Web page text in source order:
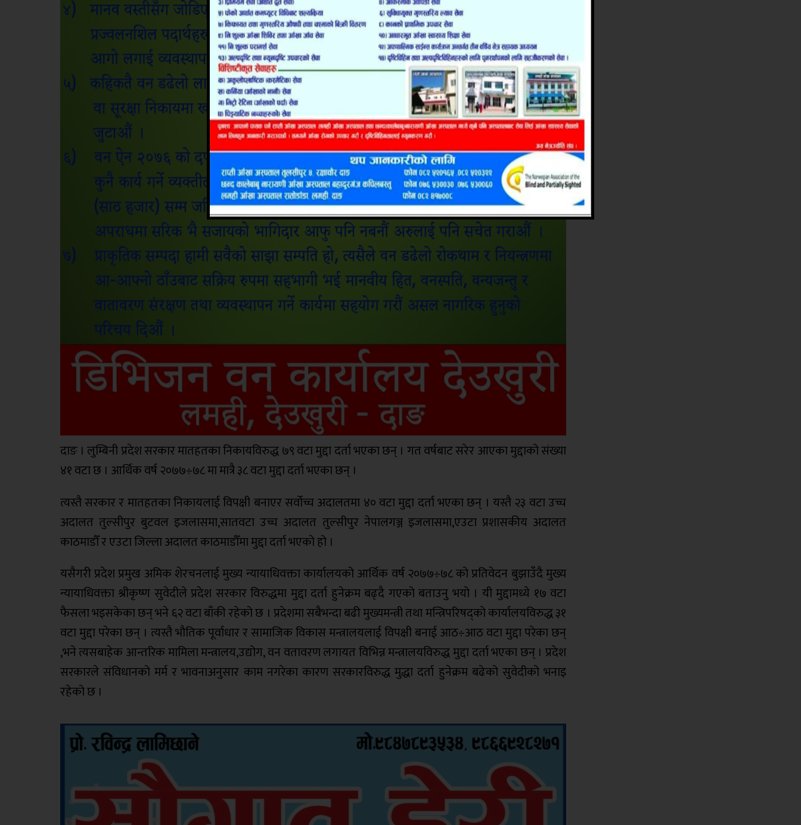
दाङ । लुम्बिनी प्रदेश सरकार मातहतका निकायविरुद्ध ७९ वटा मुद्दा दर्ता भएका छन् । गत वर्षबाट सरेर आएका मुद्दाको संख्या
४१ वटा छ । आर्थिक वर्ष २०७७÷७८ मा मात्रै ३८ वटा मुद्दा दर्ता भएका छन् ।
त्यस्तै सरकार र मातहतका निकायलाई विपक्षी बनाएर सर्वोच्च अदालतमा ४० वटा मुद्दा दर्ता भएका छन् । यस्तै २३ वटा उच्च
अदालत तुल्सीपुर बुटवल इजलासमा,सातवटा उच्च अदालत तुल्सीपुर नेपालगञ्ज इजलासमा,एउटा प्रशासकीय अदालत
काठमाडौँ र एउटा जिल्ला अदालत काठमाडौँमा मुद्दा दर्ता भएको हो ।
यसैगरी प्रदेश प्रमुख अमिक शेरचनलाई मुख्य न्यायाधिवक्ता कार्यालयको आर्थिक वर्ष २०७७÷७८ को प्रतिवेदन बुझाउँदै मुख्य
न्यायाधिवक्ता श्रीकृष्ण सुवेदीले प्रदेश सरकार विरुद्धमा मुद्दा दर्ता हुनेक्रम बढ्दै गएको बताउनु भयो । यी मुद्दामध्ये १७ वटा
फैसला भइसकेका छन् भने ६२ वटा बाँकी रहेको छ । प्रदेशमा सबैभन्दा बढी मुख्यमन्त्री तथा मन्त्रिपरिषद्को कार्यालयविरुद्ध ३१
वटा मुद्दा परेका छन् । त्यस्तै भौतिक पूर्वाधार र सामाजिक विकास मन्त्रालयलाई विपक्षी बनाई आठ÷आठ वटा मुद्दा परेका छन्
,भने त्यसबाहेक आन्तरिक मामिला मन्त्रालय,उद्योग, वन वतावरण लगायत विभिन्न मन्त्रालयविरुद्ध मुद्दा दर्ता भएका छन् । प्रदेश
सरकारले संविधानको मर्म र भावनाअनुसार काम नगरेका कारण सरकारविरुद्ध मुद्धा दर्ता हुनेक्रम बढेको सुवेदीको भनाइ
रहेको छ ।